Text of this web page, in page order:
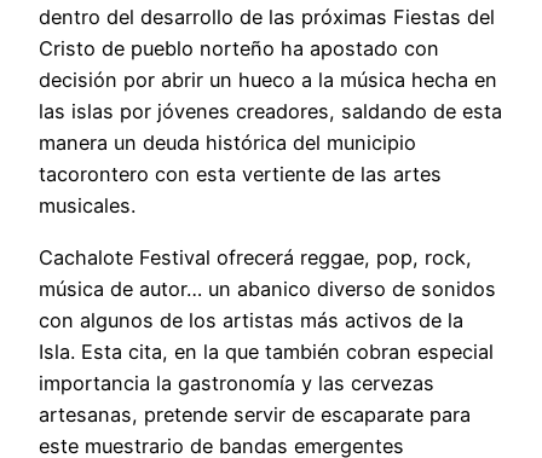
dentro del desarrollo de las próximas Fiestas del
Cristo de pueblo norteño ha apostado con
decisión por abrir un hueco a la música hecha en
las islas por jóvenes creadores, saldando de esta
manera un deuda histórica del municipio
tacorontero con esta vertiente de las artes
musicales.
Cachalote Festival ofrecerá reggae, pop, rock,
música de autor… un abanico diverso de sonidos
con algunos de los artistas más activos de la
Isla. Esta cita, en la que también cobran especial
importancia la gastronomía y las cervezas
artesanas, pretende servir de escaparate para
este muestrario de bandas emergentes